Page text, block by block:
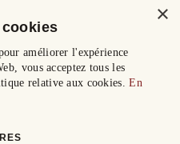
×
améliorer l'expérience
vous acceptez tous les
relative aux cookies.En